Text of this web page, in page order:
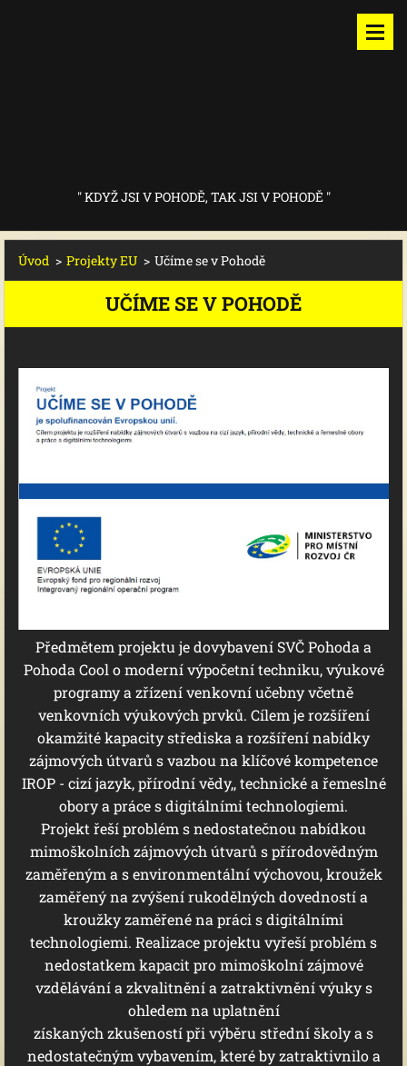
" KDYŽ JSI V POHODĚ, TAK JSI V POHODĚ "
Úvod > Projekty EU > Učíme se v Pohodě
UČÍME SE V POHODĚ
Předmětem projektu je dovybavení SVČ Pohoda a
Pohoda Cool o moderní výpočetní techniku, výukové
programy a zřízení venkovní učebny včetně
venkovních výukových prvků. Cílem je rozšíření
okamžité kapacity střediska a rozšíření nabídky
zájmových útvarů s vazbou na klíčové kompetence
IROP - cizí jazyk, přírodní vědy,, technické a řemeslné
obory a práce s digitálními technologiemi.
Projekt řeší problém s nedostatečnou nabídkou
mimoškolních zájmových útvarů s přírodovědným
zaměřeným a s environmentální výchovou, kroužek
zaměřený na zvýšení rukodělných dovedností a
kroužky zaměřené na práci s digitálními
technologiemi. Realizace projektu vyřeší problém s
nedostatkem kapacit pro mimoškolní zájmové
vzdělávání a zkvalitnění a zatraktivnění výuky s
ohledem na uplatnění
získaných zkušeností při výběru střední školy a s
nedostatečným vybavením, které by zatraktivnilo a